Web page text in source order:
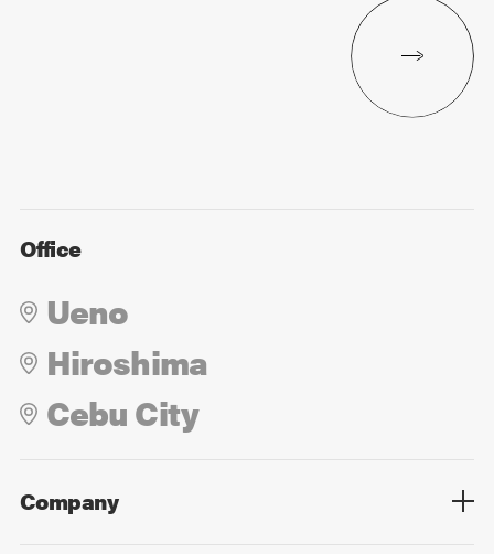
Office
Ueno
Hiroshima
Cebu City
Company